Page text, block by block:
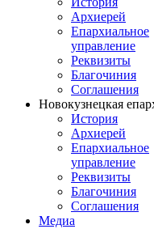
Архиерей
Епархиальное
управление
Реквизиты
Благочиния
Соглашения
Новокузнецкая
История
Архиерей
Епархиальное
управление
Реквизиты
Благочиния
Соглашения
Медиа